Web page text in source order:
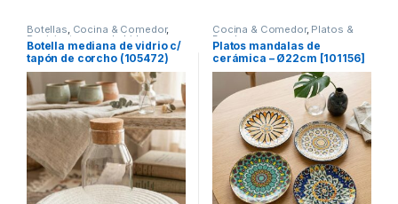
Botellas, Cocina & Comedor,
Recipientes para bebidas y
líquidos
Botella mediana de vidrio c/
tapón de corcho (105472)
Cocina & Comedor, Platos &
Bowls
Platos mandalas de
cerámica – Ø22cm [101156]